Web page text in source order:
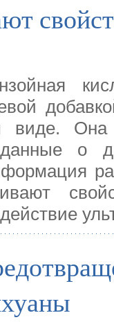
виде.
о